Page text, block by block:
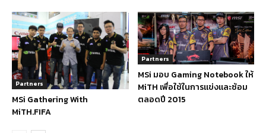
Partners
MSi Gathering With
MiTH.FIFA
Partners
MSi มอบ Gaming Notebook ให้
MiTH เพื่อใช้ในการแข่งและซ้อม
ตลอดปี 2015